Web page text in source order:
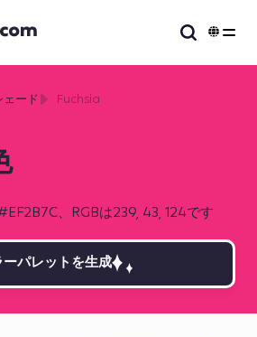
、RGBは239, 43, 124です
ェード Fuchsia
ーパレットを生成